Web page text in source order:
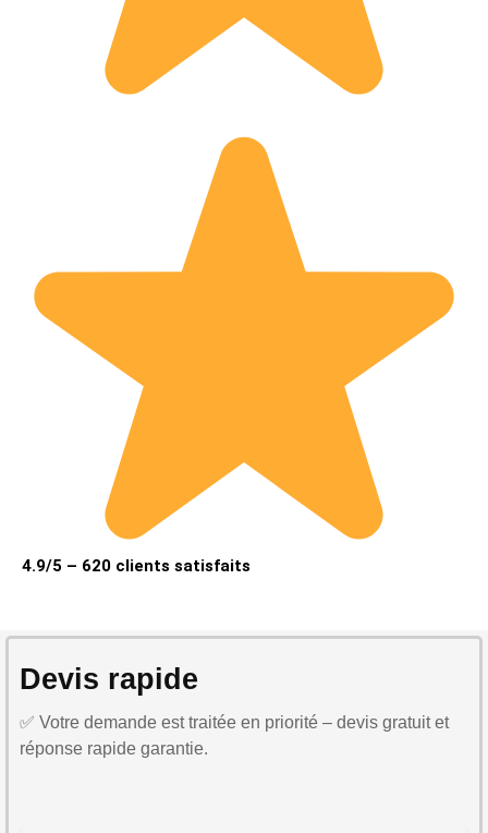
4.9/5 – 620 clients satisfaits
Devis rapide
✅ Votre demande est traitée en priorité – devis gratuit et
réponse rapide garantie.